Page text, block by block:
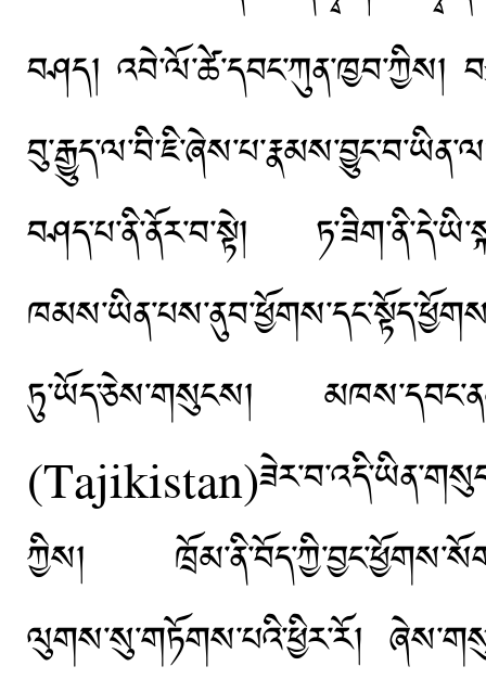
བཤད། འབེ་ལོ་ཚེ་དབང་ཀུན་ཁྱབ་ཀྱིས།
བཤད་པ་ནི་ནོར་བ་སྟེ།
ཏུ་ཡོད་ཅེས་གསུངས།
ཀྱིས།
ལུགས་སུ་གཏོགས་པའི་ཕྱིར་རོ།